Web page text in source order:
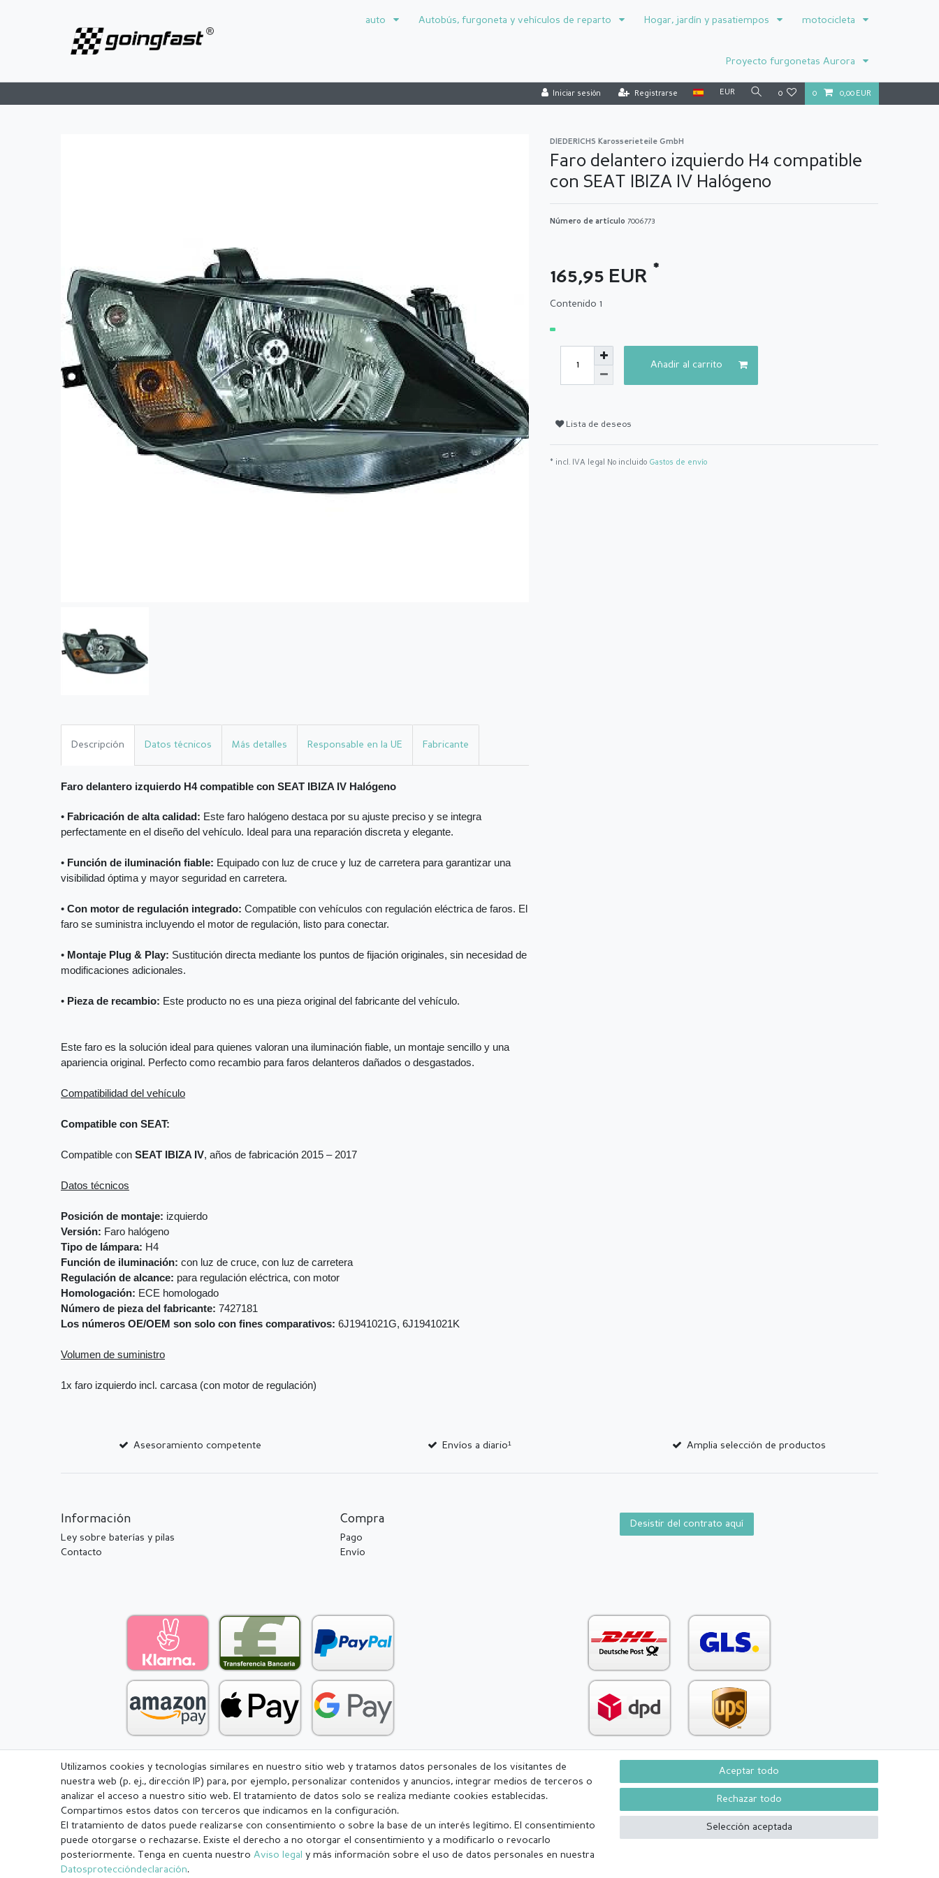
auto Autobús, furgoneta y vehículos de reparto Hogar, jardín y pasatiempos motocicleta
Proyecto furgonetas Aurora
Iniciar sesión Registrarse EUR 0 0 0,00 EUR
DIEDERICHS Karosserieteile GmbH
Faro delantero izquierdo H4 compatible
con SEAT IBIZA IV Halógeno
Número de artículo 7006773
165,95 EUR *
Contenido 1
Añadir al carrito
Lista de deseos
* incl. IVA legal No incluido Gastos de envío
Descripción Datos técnicos Más detalles Responsable en la UE Fabricante
Faro delantero izquierdo H4 compatible con SEAT IBIZA IV Halógeno
• Fabricación de alta calidad: Este faro halógeno destaca por su ajuste preciso y se integra
perfectamente en el diseño del vehículo. Ideal para una reparación discreta y elegante.
• Función de iluminación fiable: Equipado con luz de cruce y luz de carretera para garantizar una
visibilidad óptima y mayor seguridad en carretera.
• Con motor de regulación integrado: Compatible con vehículos con regulación eléctrica de faros. El
faro se suministra incluyendo el motor de regulación, listo para conectar.
• Montaje Plug & Play: Sustitución directa mediante los puntos de fijación originales, sin necesidad de
modificaciones adicionales.
• Pieza de recambio: Este producto no es una pieza original del fabricante del vehículo.
Este faro es la solución ideal para quienes valoran una iluminación fiable, un montaje sencillo y una
apariencia original. Perfecto como recambio para faros delanteros dañados o desgastados.
Compatibilidad del vehículo
Compatible con SEAT:
Compatible con SEAT IBIZA IV, años de fabricación 2015 – 2017
Datos técnicos
Posición de montaje: izquierdo
Versión: Faro halógeno
Tipo de lámpara: H4
Función de iluminación: con luz de cruce, con luz de carretera
Regulación de alcance: para regulación eléctrica, con motor
Homologación: ECE homologado
Número de pieza del fabricante: 7427181
Los números OE/OEM son solo con fines comparativos: 6J1941021G, 6J1941021K
Volumen de suministro
1x faro izquierdo incl. carcasa (con motor de regulación)
Asesoramiento competente Envíos a diario¹ Amplia selección de productos
Información
Ley sobre baterías y pilas
Contacto
Compra
Pago
Envío
Desistir del contrato aquí
Aviso legal Política de Privacidad Condiciones generales (CGC) Derecho de rescisión Withdraw from contract here Contacto
¹ Todos los pedidos pagados hasta las 14:00 se envían el mismo día (lunes-viernes excepto festivos) Excluída la mercancía personalizada
.
Utilizamos cookies y tecnologías similares en nuestro sitio web y tratamos datos personales de los visitantes de
nuestra web (p. ej., dirección IP) para, por ejemplo, personalizar contenidos y anuncios, integrar medios de terceros o
analizar el acceso a nuestro sitio web. El tratamiento de datos solo se realiza mediante cookies establecidas.
Compartimos estos datos con terceros que indicamos en la configuración.
El tratamiento de datos puede realizarse con consentimiento o sobre la base de un interés legítimo. El consentimiento
puede otorgarse o rechazarse. Existe el derecho a no otorgar el consentimiento y a modificarlo o revocarlo
posteriormente. Tenga en cuenta nuestro Aviso legal y más información sobre el uso de datos personales en nuestra
Datos­protección­declaración.
Aceptar todo
Rechazar todo
Selección aceptada